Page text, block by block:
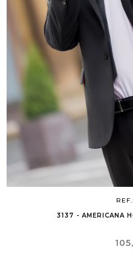
REF.:
3137 - AMERICANA